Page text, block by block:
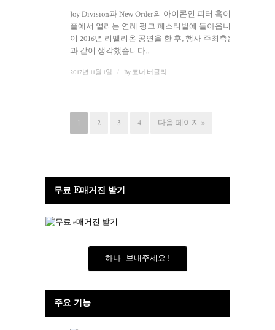
Joy Division과 New Order의 아이콘인 피터 훅이 블랙
풀에서 열리는 연례 펑크 페스티벌에 돌아옵니다. 훅
이 2016년 리벨리온 공연을 한 후, 행사 주최측은 다음
과 같이 생각했습니다...
2017년 11월 1일 By 코너 버클리
1 2 3 4 다음 페이지 »
무료 E매거진 받기
하나 보내주세요!
주요 기능